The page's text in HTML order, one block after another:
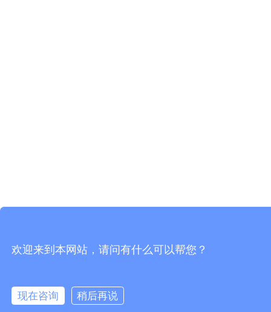
欢迎来到本网站，请问有什么可以帮您？
现在咨询
稍后再说